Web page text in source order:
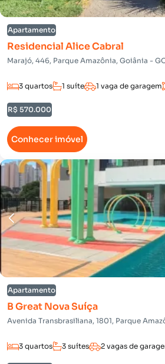
Apartamento
Residencial Alice Cabral
Marajó, 446, Parque Amazônia, Goiânia -
3 quartos 1 suíte 1 vaga de garagem
R$ 570.000
Conhecer imóvel
Apartamento
B Great Nova Suíça
Avenida Transbrasiliana, 1801, Parque
3 quartos 3 suítes 2 vagas de